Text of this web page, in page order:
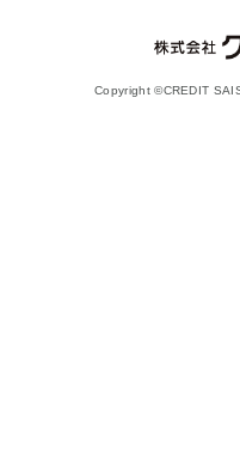
Copyright ©CREDIT